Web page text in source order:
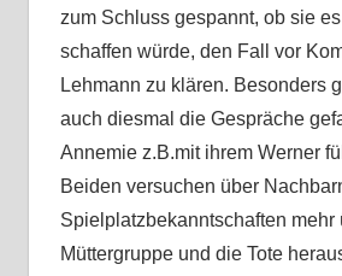
zum Schluss gespannt, ob sie
schaffen würde, den Fall vor
Lehmann zu klären. Besonders
auch diesmal die Gespräche
Annemie z.B.mit ihrem Werner
Beiden versuchen über
Spielplatzbekanntschaften mehr
Müttergruppe und die Tote